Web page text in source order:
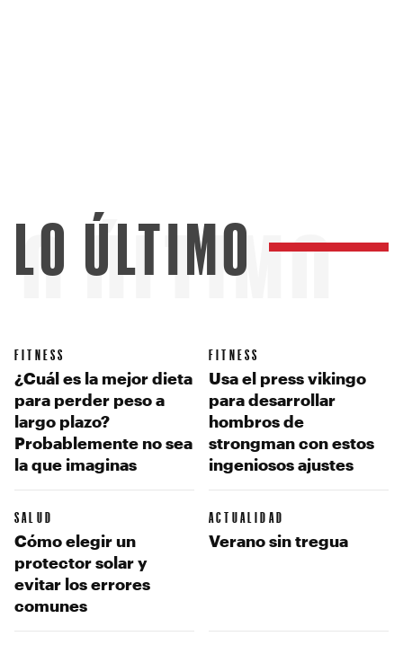
ÚLTIMO
LO ÚLTIMO
FITNESS
¿Cuál es la mejor dieta
para perder peso a
largo plazo?
Probablemente no sea
la que imaginas
FITNESS
Usa el press vikingo
para desarrollar
hombros de
strongman con estos
ingeniosos ajustes
SALUD
Cómo elegir un
protector solar y
evitar los errores
comunes
ACTUALIDAD
Verano sin tregua